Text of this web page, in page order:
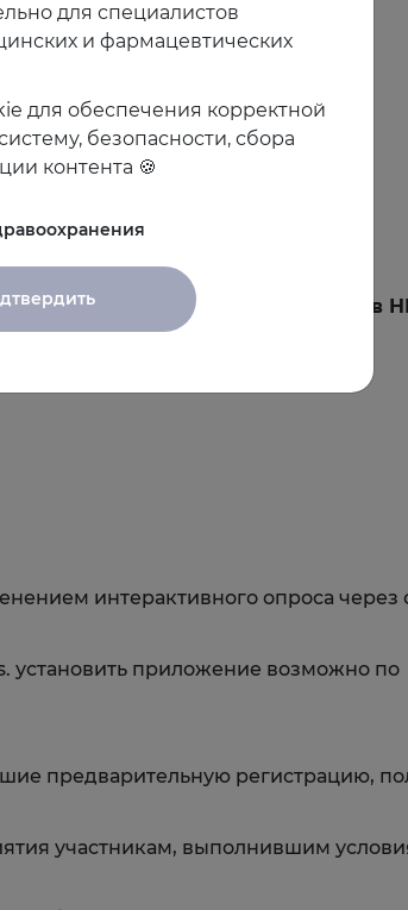
квалификационной категории
Инструкция получения баллов
интерактивного опроса
установить приложение возможно по
предварительную регистрацию,
участникам, выполнившим
для специалистов
и фармацевтических
для обеспечения корректной
безопасности, сбора
контента 🍪